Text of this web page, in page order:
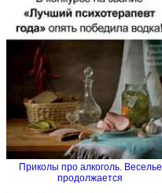
Приколы про алкоголь. Веселье
продолжается